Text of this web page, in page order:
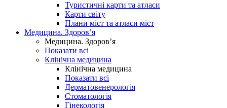
Туристичні карти та атласи
Карти світу
Плани міст та атласи міст
Медицина. Здоров’я
Медицина. Здоров’я
Показати всі
Клінічна медицина
Клінічна медицина
Показати всі
Дерматовенерологія
Стоматологія
Гінекологія